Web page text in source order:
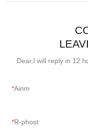
Dear,I will reply in 12
Ainm
R-phost